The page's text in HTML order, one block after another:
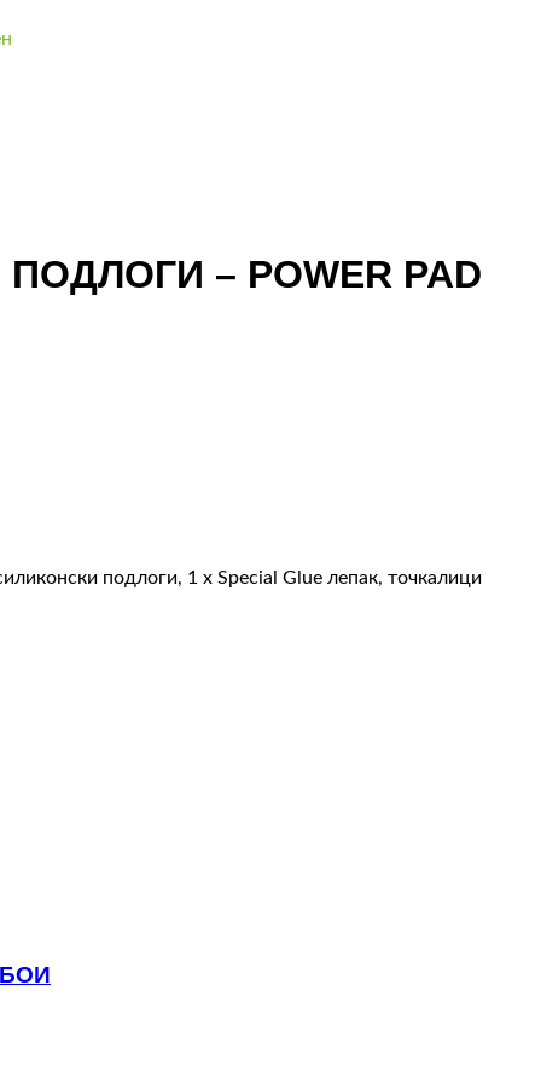
– POWER PAD
подлоги, 1 х Special Glue лепак, точкалици
БОИ